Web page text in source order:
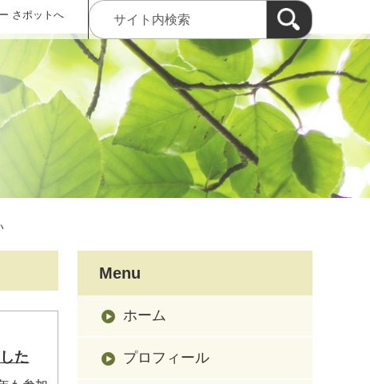
さポットへ
た
Menu
ホーム
プロフィール